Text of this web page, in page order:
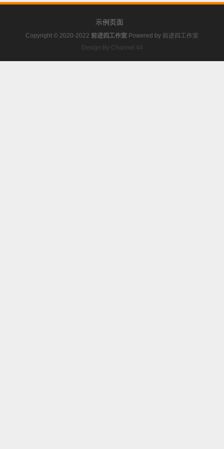
示例页面
Copyright © 2020-2022 前进四工作室 Powered by 前进四工作室
Design By Channel 44